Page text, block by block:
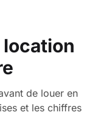
location
de louer en
et les chiffres